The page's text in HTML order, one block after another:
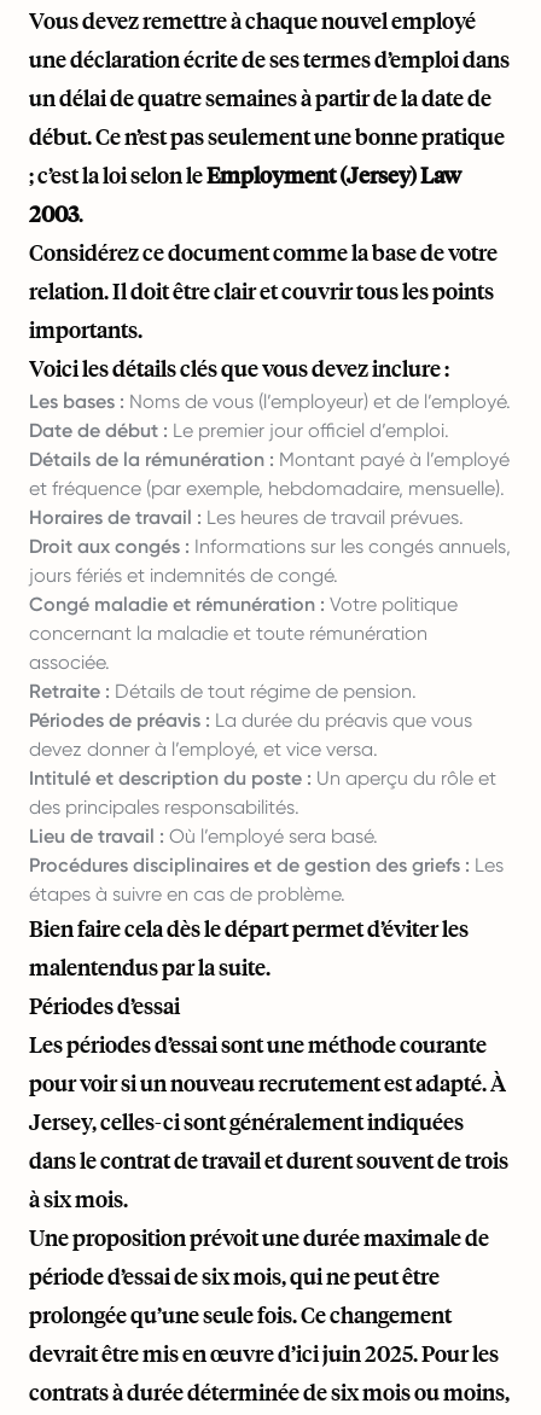
Vous devez remettre à chaque nouvel employé
une déclaration écrite de ses termes d’emploi dans
un délai de quatre semaines à partir de la date de
début. Ce n’est pas seulement une bonne pratique
; c’est la loi selon leEmployment (Jersey) Law
2003.
Considérez ce document comme la base de votre
relation. Il doit être clair et couvrir tous les points
importants.
Voici les détails clés que vous devez inclure :
Les bases : Noms de vous (l’employeur) et de l’employé.
Date de début : Le premier jour officiel d’emploi.
Détails de la rémunération : Montant payé à l’employé
et fréquence (par exemple, hebdomadaire, mensuelle).
Horaires de travail : Les heures de travail prévues.
Droit aux congés : Informations sur les congés annuels,
jours fériés et indemnités de congé.
Congé maladie et rémunération : Votre politique
concernant la maladie et toute rémunération
associée.
Retraite : Détails de tout régime de pension.
Périodes de préavis : La durée du préavis que vous
devez donner à l’employé, et vice versa.
Intitulé et description du poste : Un aperçu du rôle et
des principales responsabilités.
Lieu de travail : Où l’employé sera basé.
Procédures disciplinaires et de gestion des griefs : Les
étapes à suivre en cas de problème.
Bien faire cela dès le départ permet d’éviter les
malentendus par la suite.
Périodes d’essai
Les périodes d’essai sont une méthode courante
pour voir si un nouveau recrutement est adapté. À
Jersey, celles-ci sont généralement indiquées
dans le contrat de travail et durent souvent de trois
à six mois.
Une proposition prévoit une durée maximale de
période d’essai de six mois, qui ne peut être
prolongée qu’une seule fois. Ce changement
devrait être mis en œuvre d’ici juin 2025. Pour les
contrats à durée déterminée de six mois ou moins,